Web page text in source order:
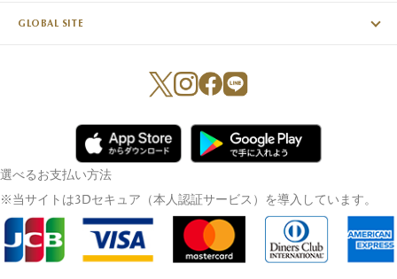
GLOBAL SITE
選べるお支払い方法
※当サイトは3Dセキュア（本人認証サービス）を導入しています。